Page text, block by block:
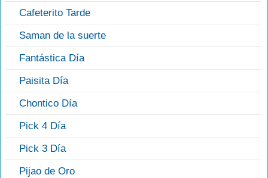
Cafeterito Tarde
Saman de la suerte
Fantástica Día
Paisita Día
Chontico Día
Pick 4 Día
Pick 3 Día
Pijao de Oro